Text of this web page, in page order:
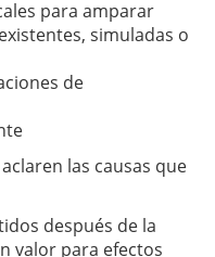
para amparar
simuladas o
de
las causas que
después de la
valor para efectos